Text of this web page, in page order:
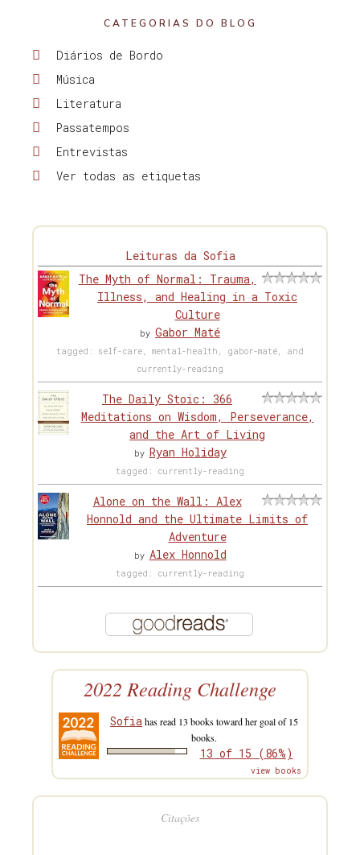
CATEGORIAS DO BLOG
Diários de Bordo
Música
Literatura
Passatempos
Entrevistas
Ver todas as etiquetas
Leituras da Sofia
The Myth of Normal: Trauma,
Illness, and Healing in a Toxic
Culture
by Gabor Maté
tagged: self-care, mental-health, gabor-maté, and
currently-reading
The Daily Stoic: 366
Meditations on Wisdom, Perseverance,
and the Art of Living
by Ryan Holiday
tagged: currently-reading
Alone on the Wall: Alex
Honnold and the Ultimate Limits of
Adventure
by Alex Honnold
tagged: currently-reading
2022 Reading Challenge
Sofia has read 13 books toward her goal of 15
books.
13 of 15 (86%)
view books
Citações